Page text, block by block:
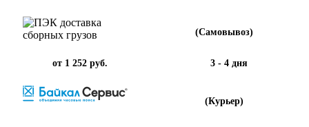
(Самовывоз)
от 1 252 руб. 3 - 4 дня
(Курьер)